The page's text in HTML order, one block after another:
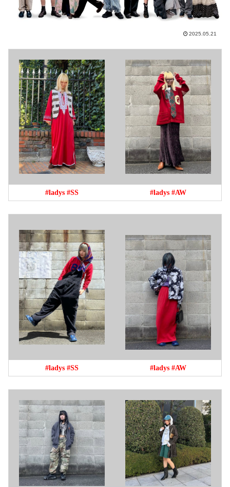
2025.05.21
#ladys #SS #ladys #AW
#ladys #SS #ladys #AW